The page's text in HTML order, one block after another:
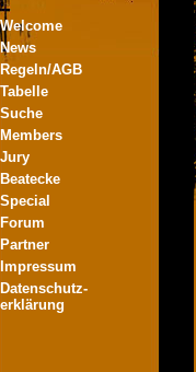
Welcome
News
Regeln/AGB
Tabelle
Suche
Members
Jury
Beatecke
Special
Forum
Partner
Impressum
Datenschutz-
erklärung